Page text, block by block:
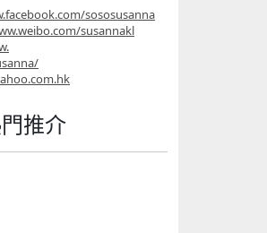
.com/sososusanna
susannakl
推介